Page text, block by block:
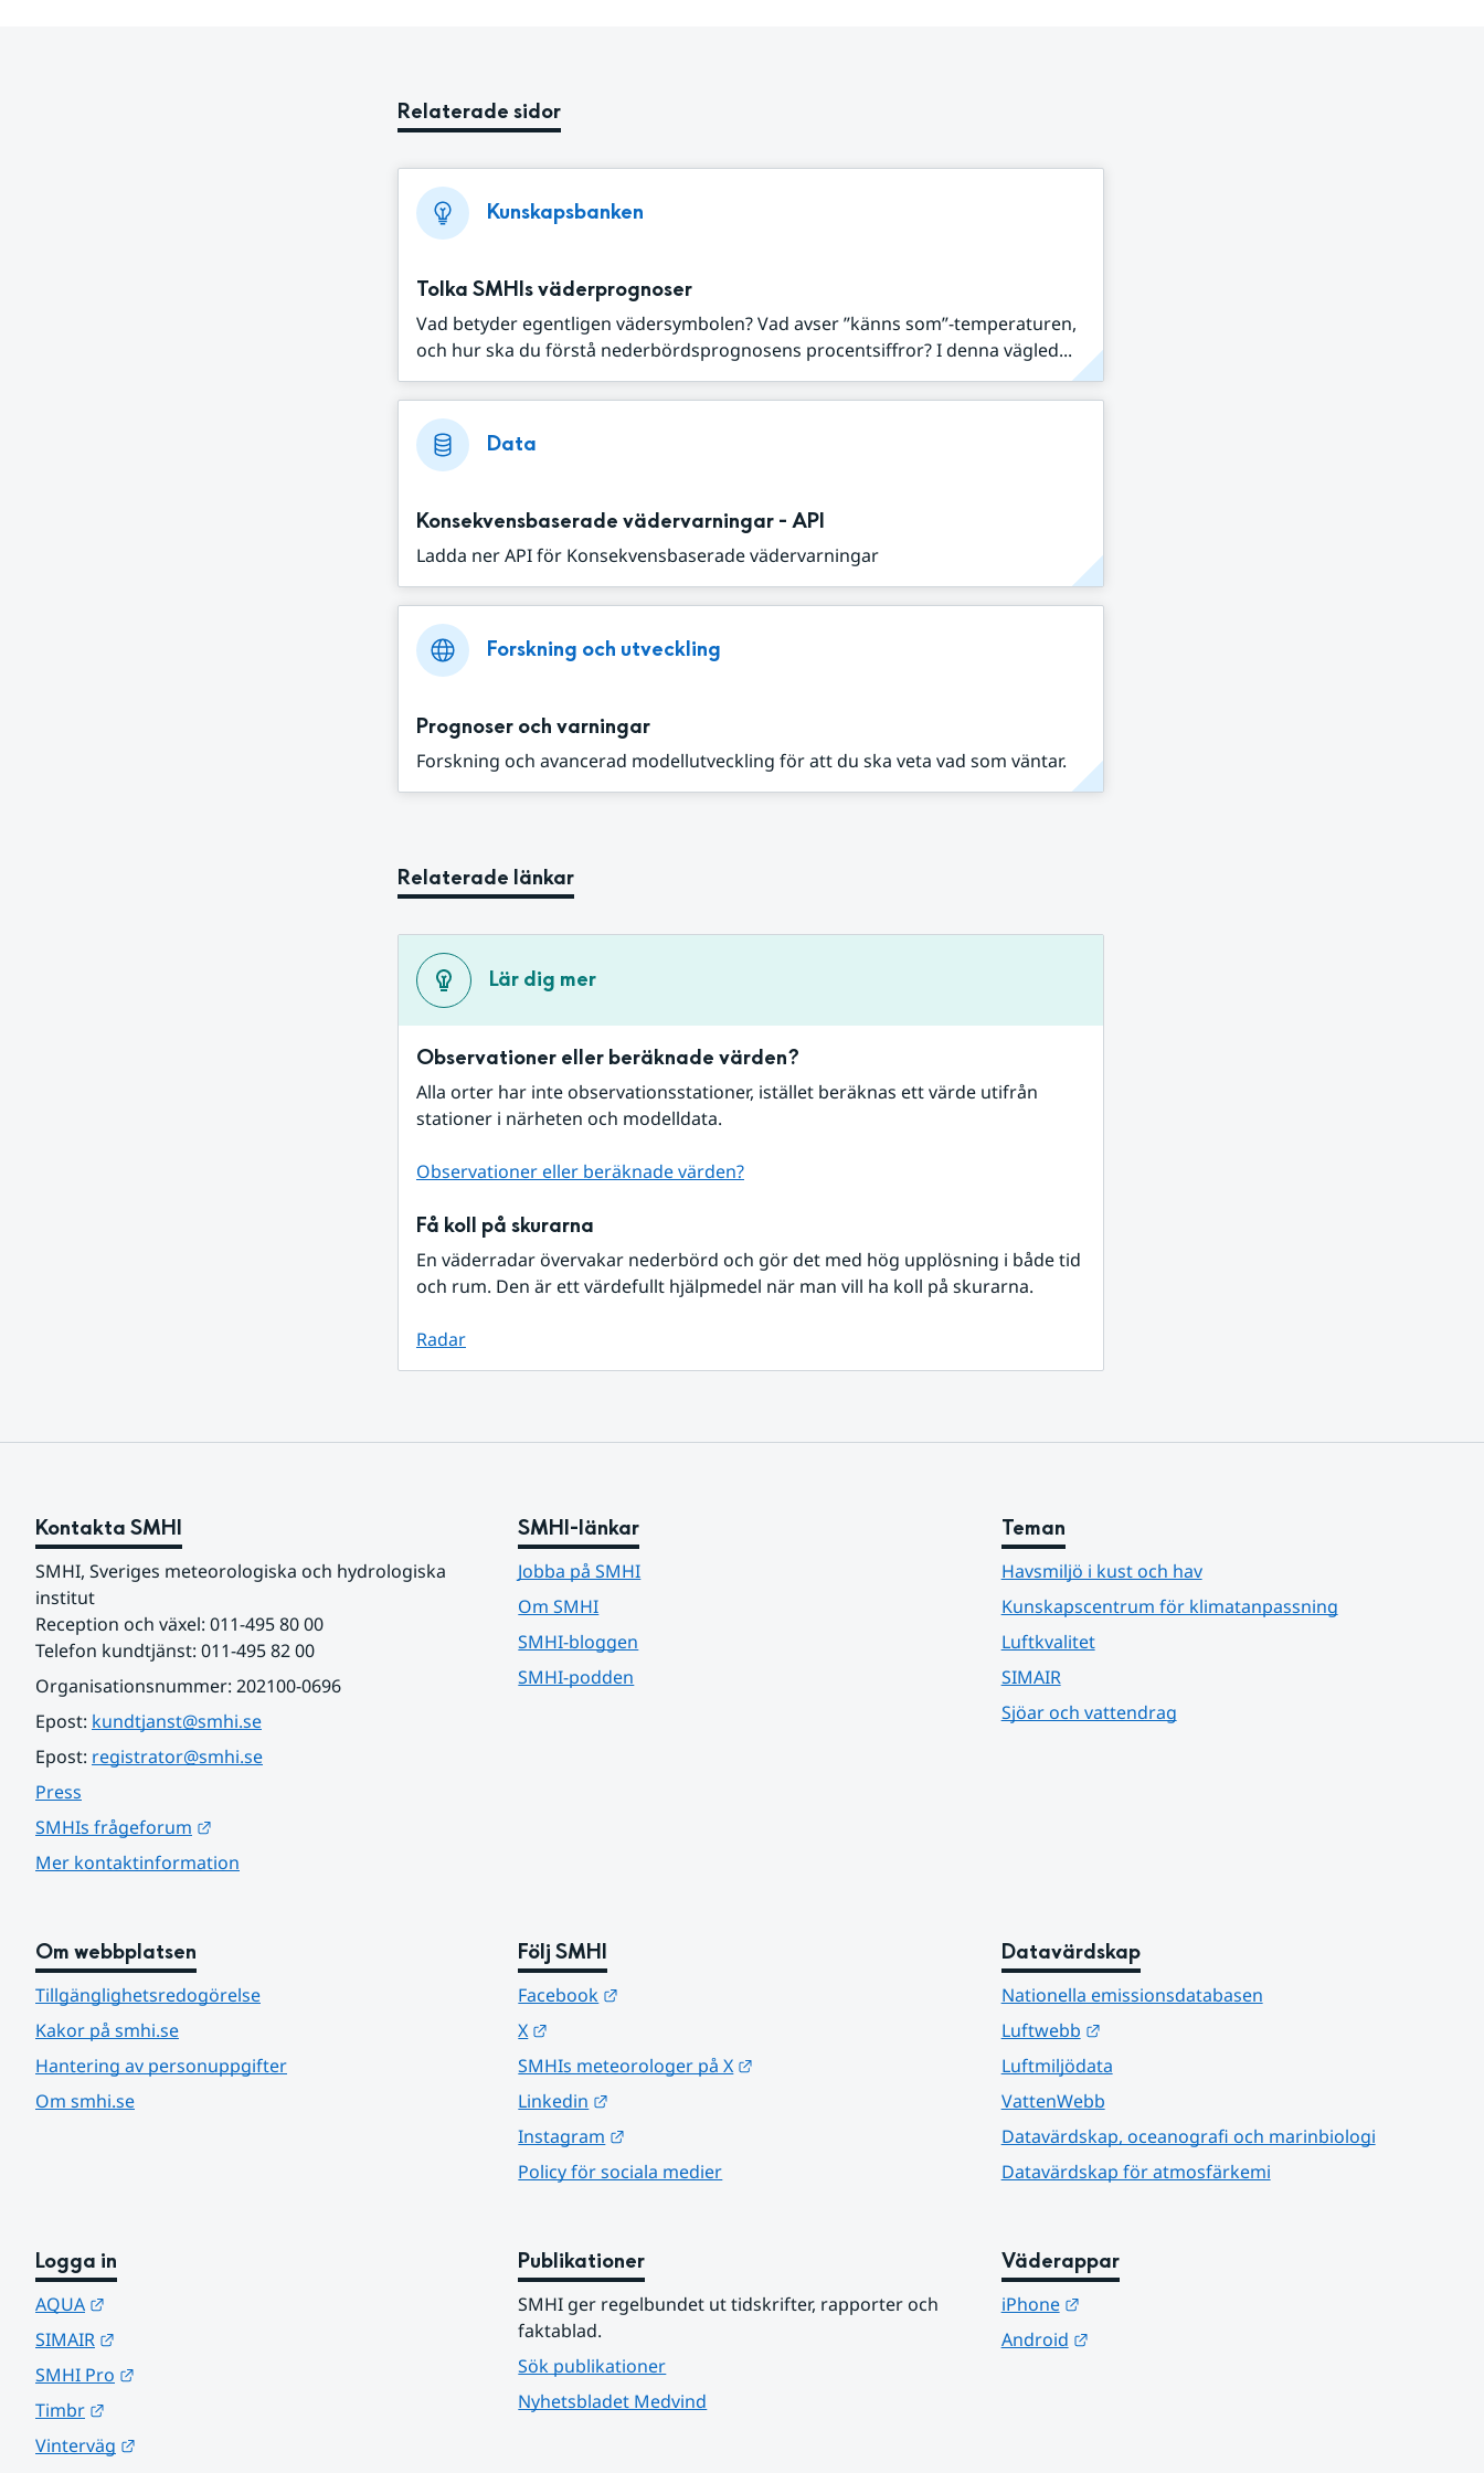
Relaterade sidor
Kunskapsbanken
Tolka SMHIs väderprognoser
Vad betyder egentligen vädersymbolen? Vad avser ”känns som”-temperaturen,
och hur ska du förstå nederbördsprognosens procentsiffror? I denna vägled...
Data
Konsekvensbaserade vädervarningar - API
Ladda ner API för Konsekvensbaserade vädervarningar
Forskning och utveckling
Prognoser och varningar
Forskning och avancerad modellutveckling för att du ska veta vad som väntar.
Relaterade länkar
Lär dig mer
Observationer eller beräknade värden?
Alla orter har inte observationsstationer, istället beräknas ett värde utifrån
stationer i närheten och modelldata.
Observationer eller beräknade värden?
Få koll på skurarna
En väderradar övervakar nederbörd och gör det med hög upplösning i både tid
och rum. Den är ett värdefullt hjälpmedel när man vill ha koll på skurarna.
Radar
Kontakta SMHI
SMHI, Sveriges meteorologiska och hydrologiska
institut
Reception och växel: 011-495 80 00
Telefon kundtjänst: 011-495 82 00
Organisationsnummer: 202100-0696
Epost: kundtjanst@smhi.se
Epost: registrator@smhi.se
Press
SMHIs frågeforum
Mer kontaktinformation
SMHI-länkar
Jobba på SMHI
Om SMHI
SMHI-bloggen
SMHI-podden
Teman
Havsmiljö i kust och hav
Kunskapscentrum för klimatanpassning
Luftkvalitet
SIMAIR
Sjöar och vattendrag
Om webbplatsen
Tillgänglighetsredogörelse
Kakor på smhi.se
Hantering av personuppgifter
Om smhi.se
Följ SMHI
Facebook
X
SMHIs meteorologer på X
Linkedin
Instagram
Policy för sociala medier
Datavärdskap
Nationella emissionsdatabasen
Luftwebb
Länk till annan webbplats.
Luftmiljödata
VattenWebb
Datavärdskap, oceanografi och marinbiologi
Datavärdskap för atmosfärkemi
Logga in
AQUA
SIMAIR
SMHI Pro
Timbr
Vinterväg
Publikationer
SMHI ger regelbundet ut tidskrifter, rapporter och
faktablad.
Sök publikationer
Nyhetsbladet Medvind
Väderappar
iPhone
Länk till annan webbplats.
Android
Länk till annan webbplats.